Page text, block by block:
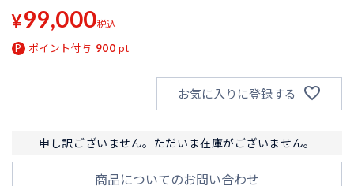
¥99,000税込
ポイント付与 900 pt
お気に入りに登録する
申し訳ございません。ただいま在庫がございません。
商品についてのお問い合わせ